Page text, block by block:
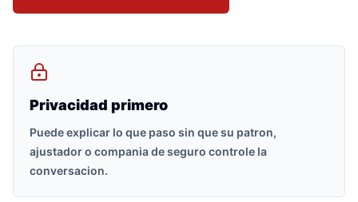
Privacidad primero
Puede explicar lo que paso sin que su patron,
ajustador o compania de seguro controle la
conversacion.